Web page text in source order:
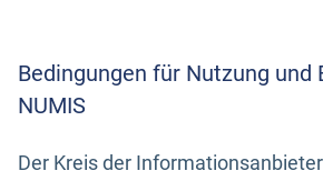
Bedingungen für Nutzung und
NUMIS
Der Kreis der